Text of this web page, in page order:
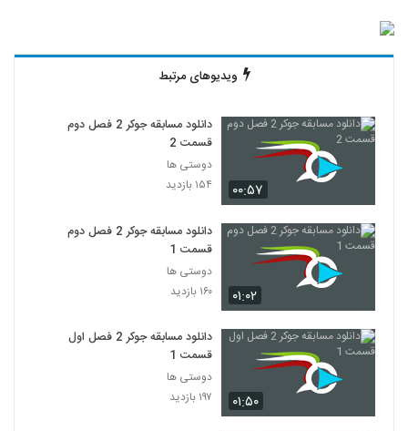
ویدیوهای مرتبط
۰۰:۵۷
دانلود مسابقه جوکر 2 فصل دوم
قسمت 2
دوستی ها
۱۵۴ بازدید
۰۱:۰۲
دانلود مسابقه جوکر 2 فصل دوم
قسمت 1
دوستی ها
۱۶۰ بازدید
۰۱:۵۰
دانلود مسابقه جوکر 2 فصل اول
قسمت 1
دوستی ها
۱۹۷ بازدید